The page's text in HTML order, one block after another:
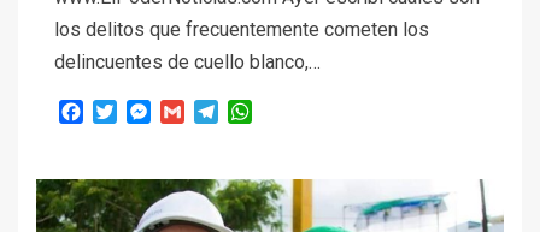
los delitos que frecuentemente cometen los
delincuentes de cuello blanco,…
Facebook
TwitterMessenger
Gmail Telegram